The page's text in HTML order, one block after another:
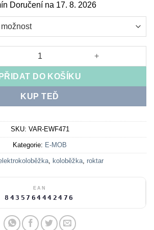
Doručení na 17. 8. 2026
Orange/Black množství
PŘIDAT DO KOŠÍKU
KUP TEĎ
SKU: VAR-EWF471
Kategorie: E-MOB
, koloběžka, roktar
EAN
8435764442476